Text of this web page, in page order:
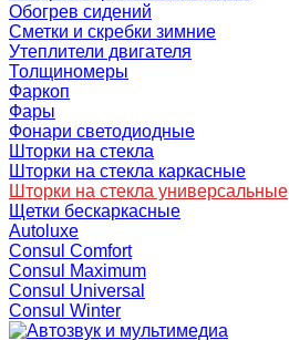
Обогрев сидений
Сметки и скребки зимние
Утеплители двигателя
Толщиномеры
Фаркоп
Фары
Фонари светодиодные
Шторки на стекла
Шторки на стекла каркасные
Шторки на стекла универсальные
Щетки бескаркасные
Autoluxe
Consul Comfort
Consul Maximum
Consul Universal
Consul Winter